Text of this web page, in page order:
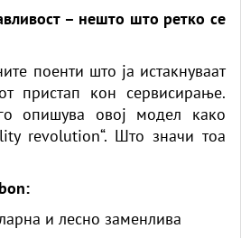
– нешто што ретко се
поенти што ја истакнуваат
пристап кон сервисирање.
опишува овој модел како
revolution“. Што значи тоа
и лесно заменлива